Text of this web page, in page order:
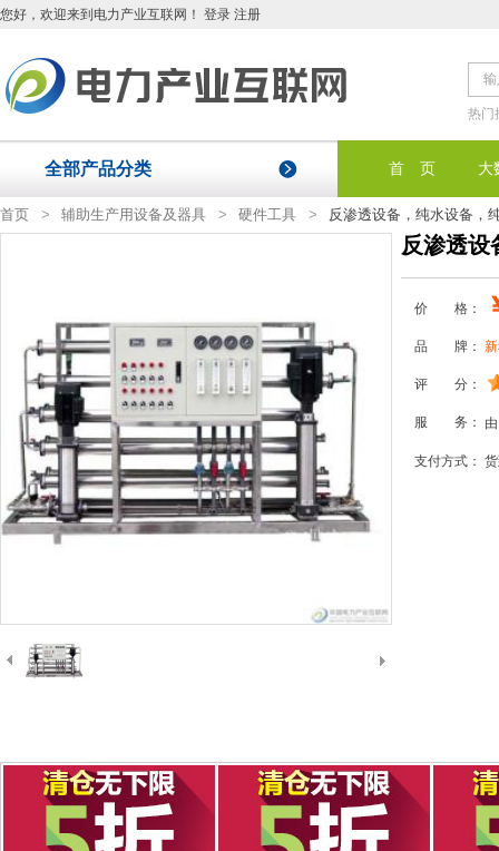
您好 ，欢迎来到电力产业互联网！ 登录 注册
热门
全部产品分类 首 页 大
首页 > 辅助生产用设备及器具 > 硬件工具 > 反渗透设备，纯水设备，
反渗透设
价 格：
品 牌：
评 分：
服 务：
支付方式：